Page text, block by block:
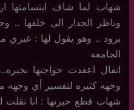
شهاب لما شاف ابتسامتها
وناظر الجدار الي خلفها ..
برود .. وهو يقول لها : غيري
الجامعه
انفال اعقدت حواجبها
وجهه كثيره لتفسير أي وجهه
شهاب قطع حيرتها : انا نقلت